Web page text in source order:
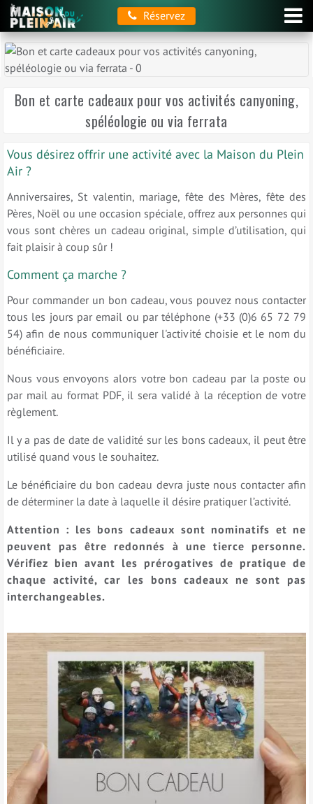
Réservez
Bon et carte cadeaux pour vos activités canyoning,
spéléologie ou via ferrata
Vous désirez offrir une activité avec la Maison du Plein
Air ?
Anniversaires, St valentin, mariage, fête des Mères, fête des
Pères, Noël ou une occasion spéciale, offrez aux personnes qui
vous sont chères un cadeau original, simple d’utilisation, qui
fait plaisir à coup sûr !
Comment ça marche ?
Pour commander un bon cadeau, vous pouvez nous contacter
tous les jours par email ou par téléphone (+33 (0)6 65 72 79
54) afin de nous communiquer l'activité choisie et le nom du
bénéficiaire.
Nous vous envoyons alors votre bon cadeau par la poste ou
par mail au format PDF, il sera validé à la réception de votre
règlement.
Il y a pas de date de validité sur les bons cadeaux, il peut être
utilisé quand vous le souhaitez.
Le bénéficiaire du bon cadeau devra juste nous contacter afin
de déterminer la date à laquelle il désire pratiquer l’activité.
Attention : les bons cadeaux sont nominatifs et ne
peuvent pas être redonnés à une tierce personne.
Vérifiez bien avant les prérogatives de pratique de
chaque activité, car les bons cadeaux ne sont pas
interchangeables.